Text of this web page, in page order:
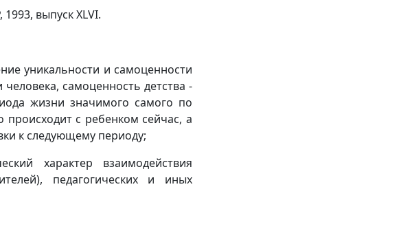
выпуск XLVI.
уникальности и самоценности
самоценность детства -
жизни значимого самого по
происходит с ребенком сейчас, а
к следующему периоду;
характер взаимодействия
педагогических и иных